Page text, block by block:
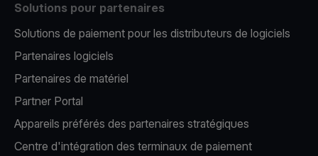
Solutions pour partenaires
Solutions de paiement pour les distributeurs de logiciels
Partenaires logiciels
Partenaires de matériel
Partner Portal
Appareils préférés des partenaires stratégiques
Centre d'intégration des terminaux de paiement